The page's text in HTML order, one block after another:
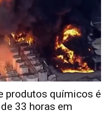
produtos químicos é
33 horas em